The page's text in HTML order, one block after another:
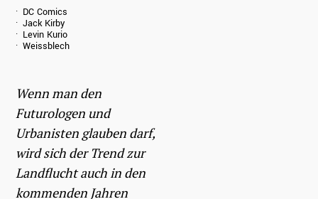
DC Comics
Jack Kirby
Levin Kurio
Weissblech
Wenn man den
Futurologen und
Urbanisten glauben darf,
wird sich der Trend zur
Landflucht auch in den
kommenden Jahren